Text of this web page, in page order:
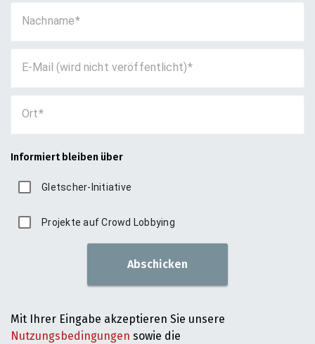
Nachname
E-Mail (wird nicht veröffentlicht)
Ort
Informiert bleiben über
Gletscher-Initiative
Projekte auf Crowd Lobbying
Abschicken
Mit Ihrer Eingabe akzeptieren Sie unsere
Nutzungsbedingungen sowie die